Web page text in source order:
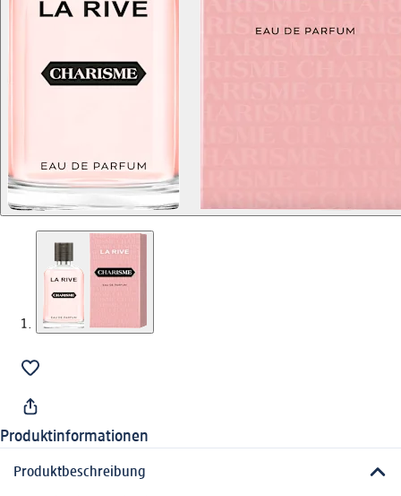
Produktinformationen
Produktbeschreibung